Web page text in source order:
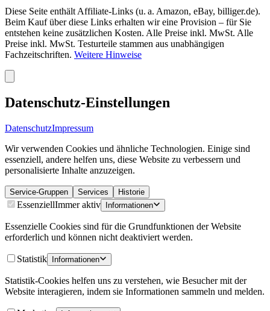
Diese Seite enthält Affiliate-Links (u. a. Amazon, eBay, billiger.de).
Beim Kauf über diese Links erhalten wir eine Provision – für Sie
entstehen keine zusätzlichen Kosten. Alle Preise inkl. MwSt. Alle
Preise inkl. MwSt. Testurteile stammen aus unabhängigen
Fachzeitschriften. Weitere Hinweise
Datenschutz-Einstellungen
DatenschutzImpressum
Wir verwenden Cookies und ähnliche Technologien. Einige sind
essenziell, andere helfen uns, diese Website zu verbessern und
personalisierte Inhalte anzuzeigen.
Service-Gruppen Services Historie
EssenziellImmer aktiv Informationen
Essenzielle Cookies sind für die Grundfunktionen der Website
erforderlich und können nicht deaktiviert werden.
Statistik Informationen
Statistik-Cookies helfen uns zu verstehen, wie Besucher mit der
Website interagieren, indem sie Informationen sammeln und melden.